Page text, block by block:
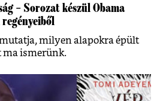
– Sorozat készül Obama
milyen alapokra épült
ma ismerünk.